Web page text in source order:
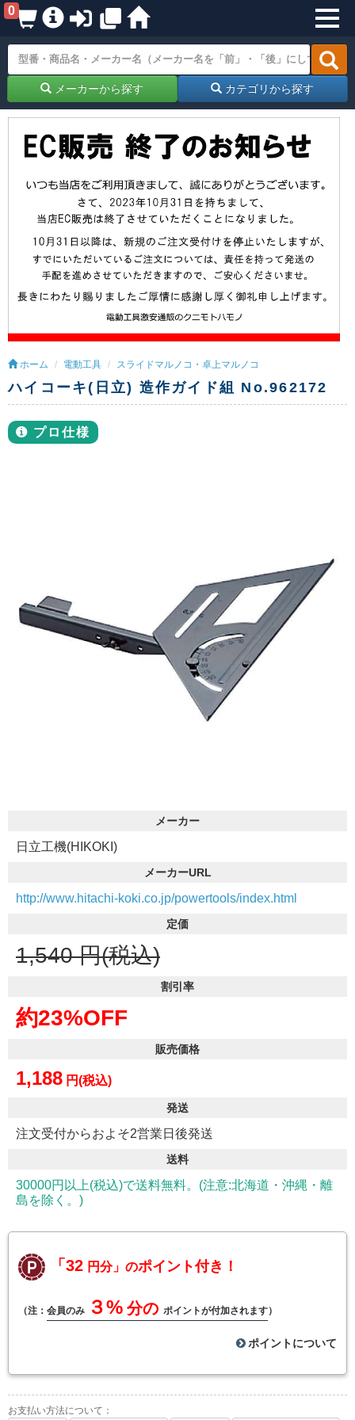
0
メーカーから探す カテゴリから探す
ホーム 電動工具 スライドマルノコ・卓上マルノコ
ハイコーキ(日立) 造作ガイド組 No.962172
プロ仕様
メーカー
日立工機(HIKOKI)
メーカーURL
http://www.hitachi-koki.co.jp/powertools/index.html
定価
1,540 円(税込)
割引率
約23%OFF
販売価格
1,188 円(税込)
発送
注文受付からおよそ2営業日後発送
送料
30000円以上(税込)で送料無料。(注意:北海道・沖縄・離
島を除く。)
「32 円分」のポイント付き！
（注： 会員のみ ３% 分の ポイントが付加されます）
ポイントについて
お支払い方法について：